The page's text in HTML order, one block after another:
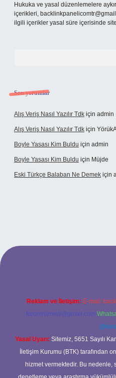
Hukuka ve yasal düzenlemelere
içerikleri,
ilgili içerikler yasal süre içerisinde
Son yorumlar
Alış Veriş Nasıl Yazılır Tdk için admin
Alış Veriş Nasıl Yazılır Tdk için
Boyle Yasası Kim Buldu için admin
Boyle Yasası Kim Buldu için Müjde
Eski Türkçe Balaban Ne Demek için
casino
Reklam ve İletişim: E-mail:
forumhizmeti@gmail.com
Yasal Uyarı: Sitemiz, 5651 Sayılı
İletişim Kurumu (BTK) tarafından
hizmet vermektedir. Bu